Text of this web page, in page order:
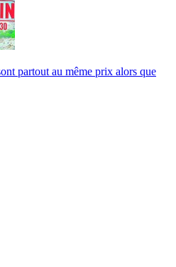
partout au même prix alors que